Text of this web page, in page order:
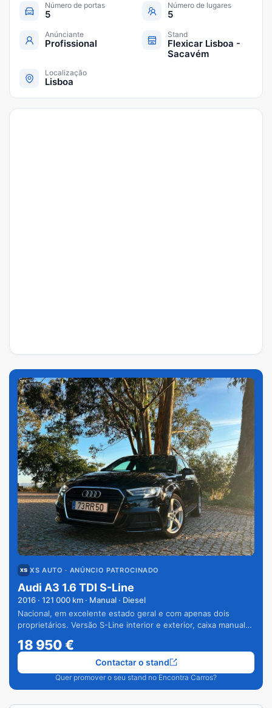
Número de portas
5
Número de lugares
5
Anúnciante
Profissional
Stand
Flexicar Lisboa -
Sacavém
Localização
Lisboa
XS AUTO · ANÚNCIO PATROCINADO
Audi A3 1.6 TDI S-Line
2016 · 121 000 km · Manual · Diesel
Nacional, em excelente estado geral e com apenas dois
proprietários. Versão S-Line interior e exterior, caixa manual
18 950€
Quer promover o seu stand no Encontra Carros?
Contactar o stand